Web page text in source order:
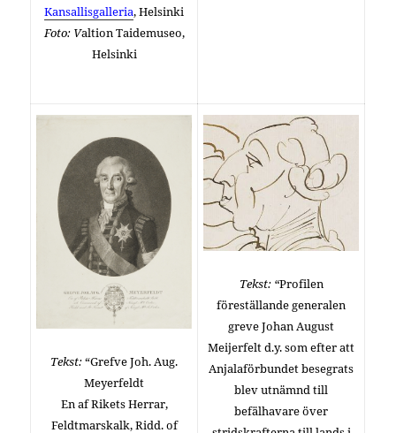
Kansallisgalleria, Helsinki
Foto: Valtion Taidemuseo,
Helsinki
Tekst:“Grefve Joh. Aug.
Meyerfeldt
En af Rikets Herrar,
Feldtmarskalk, Ridd. of
Tekst: “Profilen
föreställande generalen
greve Johan August
Meijerfelt d.y.som efter att
Anjalaförbundet besegrats
blev utnämnd till
befälhavareöver